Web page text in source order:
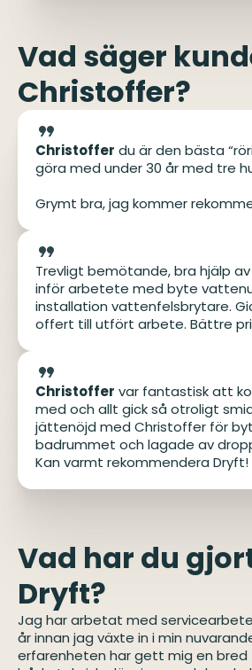
Vad säger
Christoffer?
Christoffer du är den bästa
göra med under 30 år med tre
Grymt bra, jag kommer
Trevligt bemötande, bra hjälp av
inför arbetete med byte
installation vattenfelsbrytare.
offert till utfört arbete. Bättre
Christoffer var fantastisk att
med och allt gick så otroligt
jättenöjd med Christoffer för
badrummet och lagade av
Kan varmt rekommendera Dryft!
Vad har du
Dryft?
Jag har arbetat med
år innan jag växte in i min
erfarenheten har gett mig en